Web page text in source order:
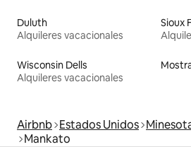
Duluth
Alquileres vacacionales
Sioux
Wisconsin Dells
Alquileres vacacionales
Airbnb Estados Unidos
Mankato